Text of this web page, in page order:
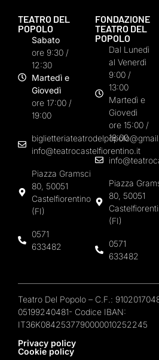
TEATRO DEL
POPOLO
Sabato
ore 9:30 /
12:30
Martedì e
Giovedì
ore 17:00 /
19:00
info@teatrocastelfiorentino.it
Piazza Gramsci
80, 50051
Castelfiorentino
(FI)
0571
633482
FONDAZIONE
TEATRO DEL
POPOLO
Dal Lunedì
al Venerdì
9:00 /
13:00
Martedì e
Giovedì
ore 15:00 /
18:00
Piazza
80, 50051
(FI)
0571
633482
Teatro Del Popolo – C.F.:
05199240481- Codice IBAN:
IT36K0842537790000010252245
Privacy policy
Cookie policy